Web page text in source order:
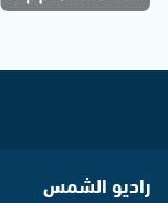
راديو الشمس